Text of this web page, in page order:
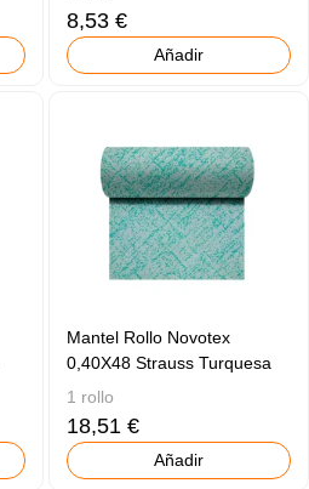
8,53 €
Añadir
Mantel Rollo Novotex
0,40X48 Strauss Turquesa
1 rollo
18,51 €
Añadir